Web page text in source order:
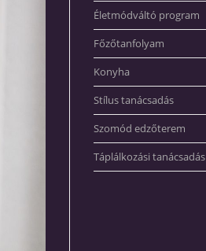
Életmódváltó program
Főzőtanfolyam
Konyha
Stílus tanácsadás
Szomód edzőterem
Táplálkozási tanácsadás